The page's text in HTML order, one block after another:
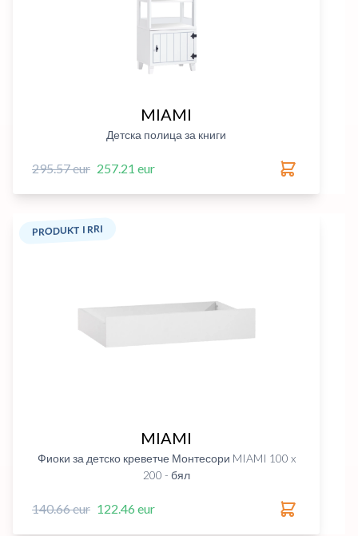
MIAMI
Детска полица за книги
295.57 eur 257.21 eur
PRODUKT I RRI
MIAMI
Фиоки за детско креветче Монтесори MIAMI 100 x
200 - бял
140.66 eur 122.46 eur